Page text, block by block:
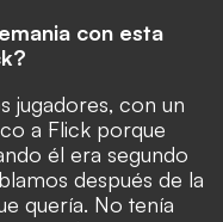
con esta
jugadores, con un
a Flick porque
él era segundo
después de la
quería. No tenía